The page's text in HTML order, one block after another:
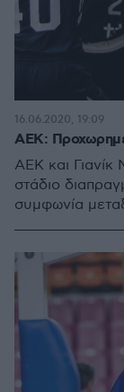
ΑΕΚ:
ΑΕΚ και
στάδιο
συμφωνία
16.06.2020, 19:09